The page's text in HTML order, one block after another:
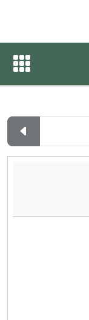
ปฏิทินกิจ
ปฏิทินกิจกร